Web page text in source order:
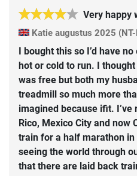
Very happy
Katie augustus 2025
I bought this so I’d have
hot or cold to run. I
was free but both my
treadmill so much more
imagined because ifit. I’ve
Rico, Mexico City and now
train for a half marathon in
seeing the world through
that there are laid back